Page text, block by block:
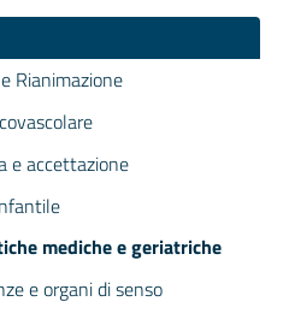
Rianimazione
e accettazione
mediche e geriatriche
e organi di senso